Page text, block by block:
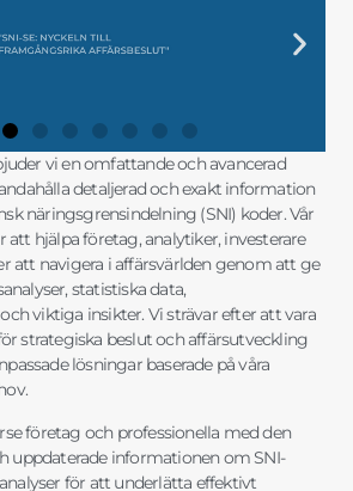
TILL
AFFÄRSBESLUT"
MED
OCH SNI-
SMARTA AFFÄRSVAL"
OCH STATISTIK FÖR
MED SNI
MED EXAKT
FÖR
PLANERING"
TILL
AFFÄRSBESLUT"
MED
OCH SNI-
SMARTA AFFÄRSVAL"
OCH STATISTIK FÖR
MED SNI
MED EXAKT
FÖR
PLANERING"
TILL
AFFÄRSBESLUT"
MED
OCH SNI-
SMARTA AFFÄRSVAL"
OCH STATISTIK FÖR
MED SNI
MED EXAKT
FÖR
PLANERING"
vi en omfattande och avancerad
detaljerad och exakt information
näringsgrensindelning (SNI) koder. Vår
hjälpa företag, analytiker, investerare
att navigera i affärsvärlden genom att ge
statistiska data,
viktiga insikter. Vi strävar efter att vara
strategiska beslut och affärsutveckling
lösningar baserade på våra
företag och professionella med den
uppdaterade informationen om SNI-
för att underlätta effektivt